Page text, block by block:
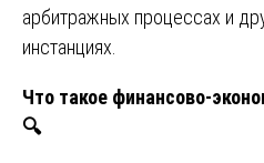
арбитражных процессах и
инстанциях.
Что такое финансово-
🔍